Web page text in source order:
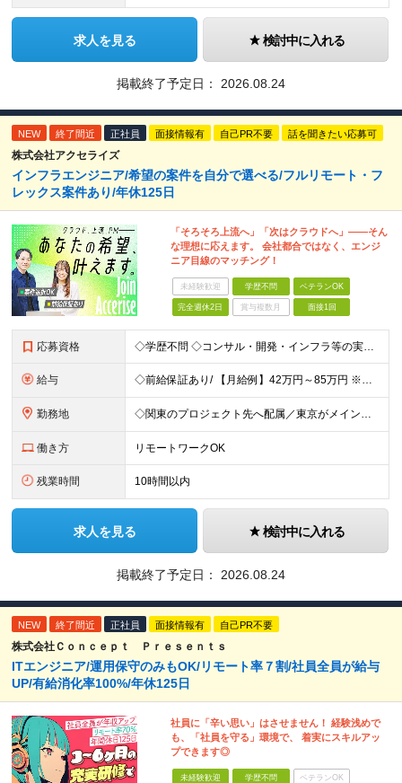
求人を見る 検討中に入れる
掲載終了予定日： 2026.08.24
NEW 終了間近 正社員 面接情報有 自己PR不要 話を聞きたい応募可
株式会社アクセライズ
インフラエンジニア/希望の案件を自分で選べる/フルリモート・フ
レックス案件あり/年休125日
「そろそろ上流へ」「次はクラウドへ」――そん
な理想に応えます。 会社都合ではなく、エンジ
ニア目線のマッチング！
未経験歓迎 学歴不問 ベテランOK
完全週休2日 賞与複数月 面接1回
応募資格 ◇学歴不問 ◇コンサル・開発・インフラ等の実務経験（目安：3年以上）をお持ちの方 ◇技術領域・業種は不問です（サーバ／NW／クラウドいずれも歓迎） 【こんな方に向いています】 ◎自分のキャリアを主体
給与 ◇前給保証あり/ 【月給例】42万円～85万円 ※経験・スキル・前職給与を考慮のうえ決定します。 ※上記金額には固定残業代（30時間分／月7.5万円～15万円）を含みます。超過分は別途支給。
勤務地 ◇関東のプロジェクト先へ配属／東京がメインです ◇転勤はありません ◇案件によってはフルリモートが可能 【本社】千代田区神田小川町1-5-1 神田御幸ビル8F
働き方 リモートワークOK
残業時間 10時間以内
求人を見る 検討中に入れる
掲載終了予定日： 2026.08.24
NEW 終了間近 正社員 面接情報有 自己PR不要
株式会社Ｃｏｎｃｅｐｔ Ｐｒｅｓｅｎｔｓ
ITエンジニア/運用保守のみもOK/リモート率７割/社員全員が給与
UP/有給消化率100%/年休125日
社員に「辛い思い」はさせません！ 経験浅めで
も、「社員を守る」環境で、 着実にスキルアッ
プできます◎
未経験歓迎 学歴不問 ベテランOK